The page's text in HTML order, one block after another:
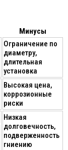
Минусы
Ограничение по
диаметру,
длительная
установка
Высокая цена,
коррозионные
риски
Низкая
долговечность,
подверженность
гниению